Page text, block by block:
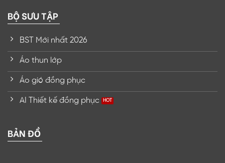
BỘ SƯU TẬP
BST Mới nhất 2026
Áo thun lớp
Áo gió đồng phục
AI Thiết kế đồng phục
BẢN ĐỒ